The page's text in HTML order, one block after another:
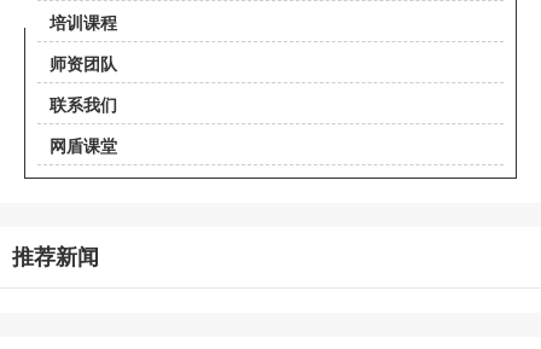
培训课程
师资团队
联系我们
网盾课堂
推荐新闻